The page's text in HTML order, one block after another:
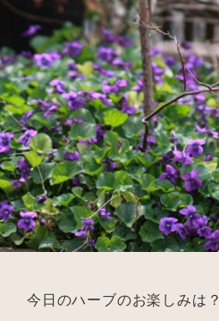
今日のハーブのお楽しみは？